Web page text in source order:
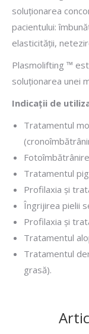
soluţionarea
pacientului:
elasticităţii,
Plasmolifting ™
soluţionarea unei
Indicaţii de
Tratamentul
Tratamentul
Profilaxia şi
Îngrijirea pielii
Profilaxia şi
Tratamentul
Tratamentul
grasă).